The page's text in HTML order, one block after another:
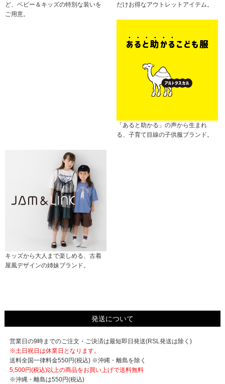
ど、ベビー＆キッズの特別な装いを
ご用意。
だけお得なアウトレットアイテム。
「あると助かる」の声から生まれ
る、子育て目線の子供服ブランド。
キッズから大人まで楽しめる、古着
屋風デザインの姉妹ブランド。
発送について
営業日の9時までのご注文・ご決済は最短即日発送(RSL発送は除く)
※土日祝日は休業日となります。
送料全国一律料金550円(税込) ※沖縄・離島を除く
5,500円(税込)以上の商品をお買い上げで送料無料
※沖縄・離島は550円(税込)